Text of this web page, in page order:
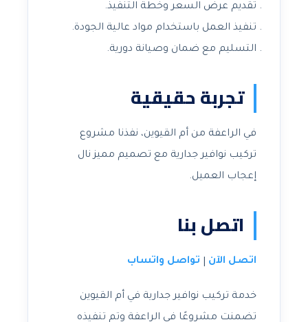
تقديم عرض السعر وخطة التنفيذ.
تنفيذ العمل باستخدام مواد عالية الجودة.
التسليم مع ضمان وصيانة دورية.
تجربة حقيقية
في الراعفة من أم القيوين، نفذنا مشروع
تركيب نوافير جدارية مع تصميم مميز نال
إعجاب العميل.
اتصل بنا
اتصل الآن تواصل واتساب
خدمة تركيب نوافير جدارية في أم القيوين
تضمنت مشروعًا في الراعفة وتم تنفيذه